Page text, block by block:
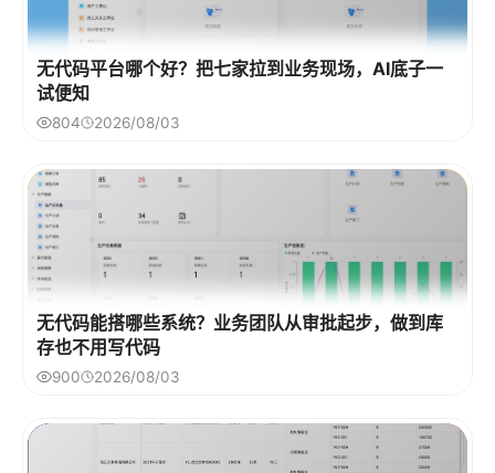
无代码平台哪个好？把七家拉到业务现场，AI底子一
试便知
804 2026/08/03
无代码能搭哪些系统？业务团队从审批起步，做到库
存也不用写代码
900 2026/08/03